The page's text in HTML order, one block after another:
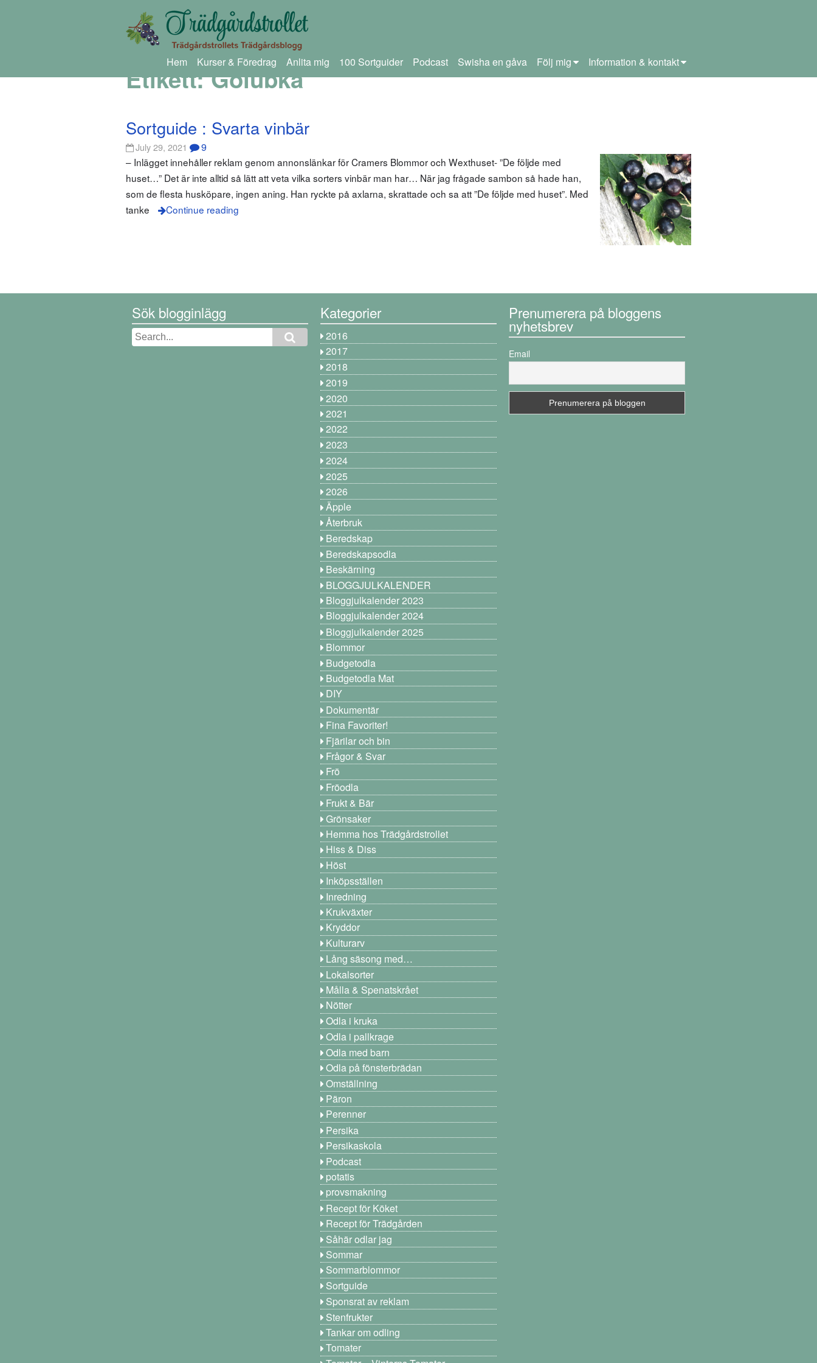
Hem Kurser & Föredrag Anlita mig 100 Sortguider Podcast Swisha en gåva Följ mig Information & kontakt
Etikett:Golubka
Sortguide : Svarta vinbär
July 29, 2021 9
– Inlägget innehåller reklam genom annonslänkar för Cramers Blommor och Wexthuset- ”De följde med
huset…” Det är inte alltid så lätt att veta vilka sorters vinbär man har… När jag frågade sambon så hade han,
som de flesta husköpare, ingen aning. Han ryckte på axlarna, skrattade och sa att ”De följde med huset”. Med
tanke
Continue reading
Sök blogginlägg Kategorier
2016
2017
2018
2019
2020
2021
2022
2023
2024
2025
2026
Äpple
Återbruk
Beredskap
Beredskapsodla
Beskärning
BLOGGJULKALENDER
Bloggjulkalender 2023
Bloggjulkalender 2024
Bloggjulkalender 2025
Blommor
Budgetodla
Budgetodla Mat
DIY
Dokumentär
Fina Favoriter!
Fjärilar och bin
Frågor & Svar
Frö
Fröodla
Frukt & Bär
Grönsaker
Hemma hos Trädgårdstrollet
Hiss & Diss
Höst
Inköpsställen
Inredning
Krukväxter
Kryddor
Kulturarv
Lång säsong med…
Lokalsorter
Målla & Spenatskrået
Nötter
Odla i kruka
Odla i pallkrage
Odla med barn
Odla på fönsterbrädan
Omställning
Päron
Perenner
Persika
Persikaskola
Podcast
potatis
provsmakning
Recept för Köket
Recept för Trädgården
Såhär odlar jag
Sommar
Sommarblommor
Sortguide
Sponsrat av reklam
Stenfrukter
Tankar om odling
Tomater
Prenumerera på bloggens
nyhetsbrev
Email